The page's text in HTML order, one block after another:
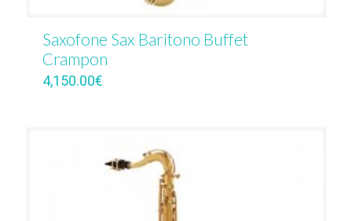
Saxofone Sax Baritono Buffet
Crampon
4,150.00€